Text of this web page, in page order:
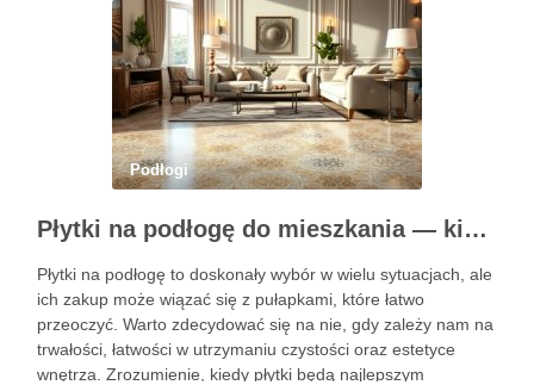
Prawidłowe połączenia …
Podłogi
Płytki na podłogę do mieszkania — kiedy warto je wybrać i jak uniknąć typowych pułapek przy zakupie
Płytki na podłogę to doskonały wybór w wielu sytuacjach, ale
ich zakup może wiązać się z pułapkami, które łatwo
przeoczyć. Warto zdecydować się na nie, gdy zależy nam na
trwałości, łatwości w utrzymaniu czystości oraz estetyce
wnętrza. Zrozumienie, kiedy płytki będą najlepszym